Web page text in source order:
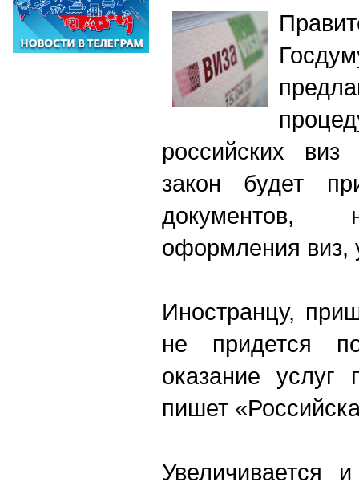
российских
закон будет
документов,
оформления виз,
Иностранцу,
не придется
оказание услуг
пишет
Увеличивается